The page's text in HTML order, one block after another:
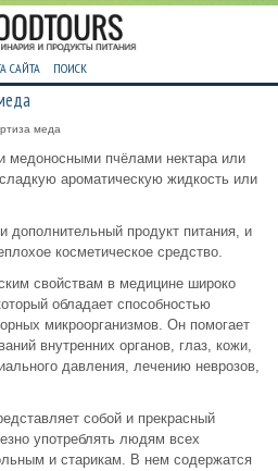
САЙТА ПОИСК
меда
медоносными пчёлами нектара или
ароматическую жидкость или
дополнительный продукт питания, и
косметическое средство.
свойствам в медицине широко
обладает способностью
микроорганизмов. Он помогает
внутренних органов, глаз, кожи,
давления, лечению неврозов,
собой и прекрасный
употреблять людям всех
и старикам. В нем содержатся